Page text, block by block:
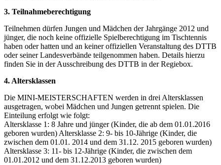
3. Teilnahmeberechtigung
Teilnehmen dürfen Jungen und Mädchen der Jahrgänge 2012 und
jünger, die noch keine offizielle Spielberechtigung im Tischtennis
haben oder hatten und an keiner offiziellen Veranstaltung des DTTB
oder seiner Landesverbände teilgenommen haben. Details hierzu
finden Sie in der Ausschreibung des DTTB in der Regiebox.
4. Altersklassen
Die MINI-MEISTERSCHAFTEN werden in drei Altersklassen
ausgetragen, wobei Mädchen und Jungen getrennt spielen. Die
Einteilung erfolgt wie folgt:
Altersklasse 1: 8 Jahre und jünger (Kinder, die ab dem 01.01.2016
geboren wurden) Altersklasse 2: 9- bis 10-Jährige (Kinder, die
zwischen dem 01.01. 2014 und dem 31.12. 2015 geboren wurden)
Altersklasse 3: 11- bis 12-Jährige (Kinder, die zwischen dem
01.01.2012 und dem 31.12.2013 geboren wurden)